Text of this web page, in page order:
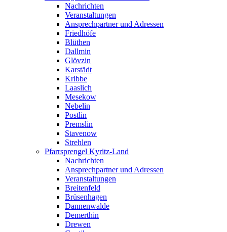
Nachrichten
Veranstaltungen
Ansprechpartner und Adressen
Friedhöfe
Blüthen
Dallmin
Glövzin
Karstädt
Kribbe
Laaslich
Mesekow
Nebelin
Postlin
Premslin
Stavenow
Strehlen
Pfarrsprengel Kyritz-Land
Nachrichten
Ansprechpartner und Adressen
Veranstaltungen
Breitenfeld
Brüsenhagen
Dannenwalde
Demerthin
Drewen